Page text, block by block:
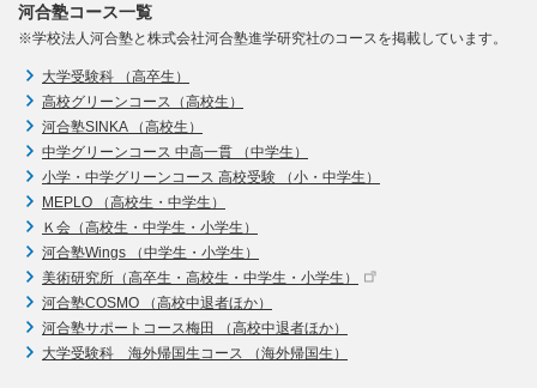
河合塾コース一覧
※学校法人河合塾と株式会社河合塾進学研究社のコースを掲載しています。
大学受験科 （高卒生）
高校グリーンコース（高校生）
河合塾SINKA （高校生）
中学グリーンコース 中高一貫 （中学生）
小学・中学グリーンコース 高校受験 （小・中学生）
MEPLO （高校生・中学生）
Ｋ会（高校生・中学生・小学生）
河合塾Wings （中学生・小学生）
美術研究所（高卒生・高校生・中学生・小学生）
河合塾COSMO （高校中退者ほか）
河合塾サポートコース梅田 （高校中退者ほか）
大学受験科 海外帰国生コース （海外帰国生）